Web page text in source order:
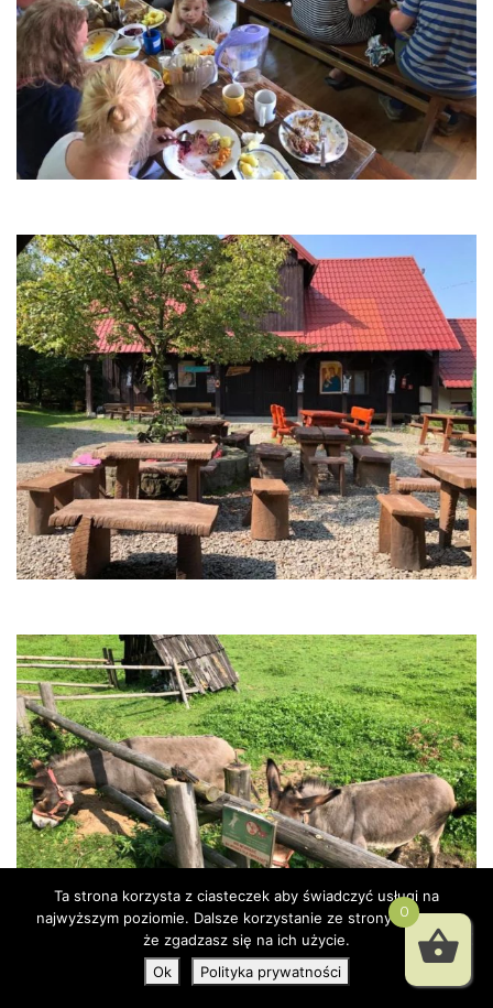
0
Ta strona korzysta z ciasteczek aby świadczyć usługi na
najwyższym poziomie. Dalsze korzystanie ze strony oznacza,
że zgadzasz się na ich użycie.
Ok
Polityka prywatności